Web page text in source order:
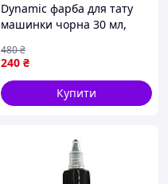
Dynamic фарба для тату
машинки чорна 30 мл,
чорнило для тату
240 ₴
480₴
Купити